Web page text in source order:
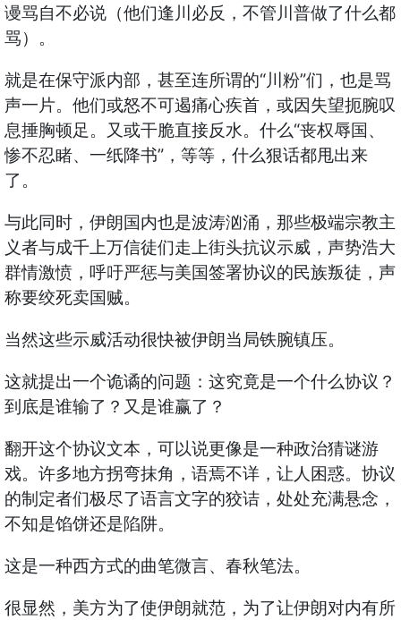
谩骂自不必说（他们逢川必反，不管川普做了什么都
骂）。
就是在保守派内部，甚至连所谓的“川粉”们，也是骂
声一片。他们或怒不可遏痛心疾首，或因失望扼腕叹
息捶胸顿足。又或干脆直接反水。什么“丧权辱国、
惨不忍睹、一纸降书”，等等，什么狠话都甩出来
了。
与此同时，伊朗国内也是波涛汹涌，那些极端宗教主
义者与成千上万信徒们走上街头抗议示威，声势浩大
群情激愤，呼吁严惩与美国签署协议的民族叛徒，声
称要绞死卖国贼。
当然这些示威活动很快被伊朗当局铁腕镇压。
这就提出一个诡谲的问题：这究竟是一个什么协议？
到底是谁输了？又是谁赢了？
翻开这个协议文本，可以说更像是一种政治猜谜游
戏。许多地方拐弯抹角，语焉不详，让人困惑。协议
的制定者们极尽了语言文字的狡诘，处处充满悬念，
不知是馅饼还是陷阱。
这是一种西方式的曲笔微言、春秋笔法。
很显然，美方为了使伊朗就范，为了让伊朗对内有所